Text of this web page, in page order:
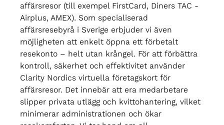
affärsresor (till exempel FirstCard, Diners TAC -
Airplus, AMEX). Som specialiserad
affärsresebyrå i Sverige erbjuder vi även
möjligheten att enkelt öppna ett förbetalt
resekonto – helt utan krångel. För att förbättra
kontroll, säkerhet och effektivitet använder
Clarity Nordics virtuella företagskort för
affärsresor. Det innebär att era medarbetare
slipper privata utlägg och kvittohantering, vilket
minimerar administrationen och ökar